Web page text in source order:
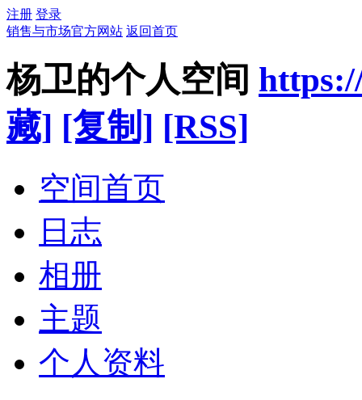
注册 登录
销售与市场官方网站 返回首页
杨卫的个人空间
藏] [复制] [RSS]
空间首页
日志
相册
主题
个人资料